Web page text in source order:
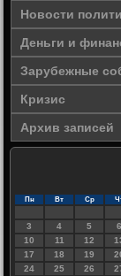
Новости
Деньги и
Зарубежные
Кризис
Архив записей
Пн Вт Ср
3
4 5 6
10
11 12
17
18 19
24
25 26